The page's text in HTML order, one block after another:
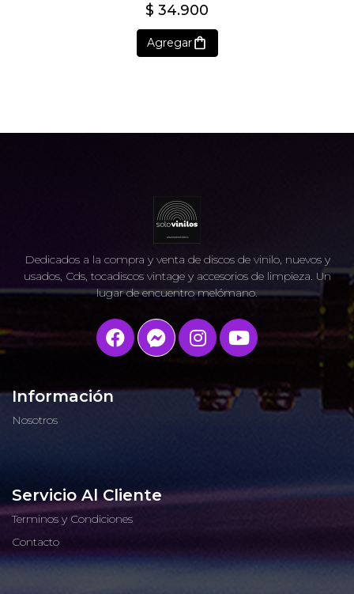
$ 34.900
Agregar
Dedicados a la compra y venta de discos de vinilo, nuevos y
usados, Cds, tocadiscos vintage y accesorios de limpieza. Un
lugar de encuentro melómano.
Información
Nosotros
Servicio Al Cliente
Terminos y Condiciones
Contacto